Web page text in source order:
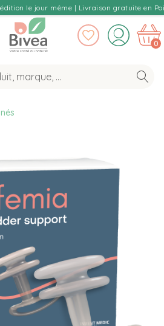
le jour même | Livraison gratuite en
0